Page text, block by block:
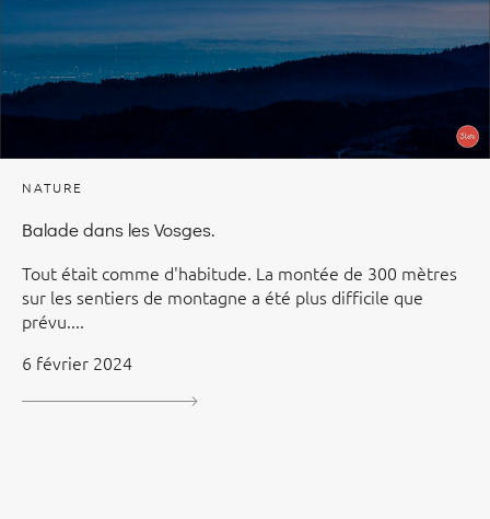
NATURE
Balade dans les Vosges.
Tout était comme d'habitude. La montée de 300 mètres
sur les sentiers de montagne a été plus difficile que
prévu....
6 février 2024